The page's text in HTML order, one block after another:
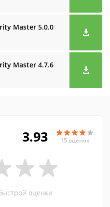
Master 5.0.0
Master 4.7.6
3.93 15 оценок
оценки